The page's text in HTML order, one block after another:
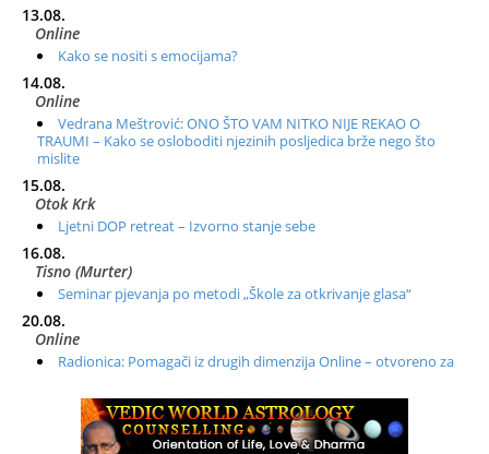
13.08.
Online
Kako se nositi s emocijama?
14.08.
Online
Vedrana Meštrović: ONO ŠTO VAM NITKO NIJE REKAO O
TRAUMI – Kako se osloboditi njezinih posljedica brže nego što
mislite
15.08.
Otok Krk
Ljetni DOP retreat – Izvorno stanje sebe
16.08.
Tisno (Murter)
Seminar pjevanja po metodi „Škole za otkrivanje glasa“
20.08.
Online
Radionica: Pomagači iz drugih dimenzija Online – otvoreno za
Zagreb+Online
Osnovni ThetaHealing® tečaj, Zagreb i Online